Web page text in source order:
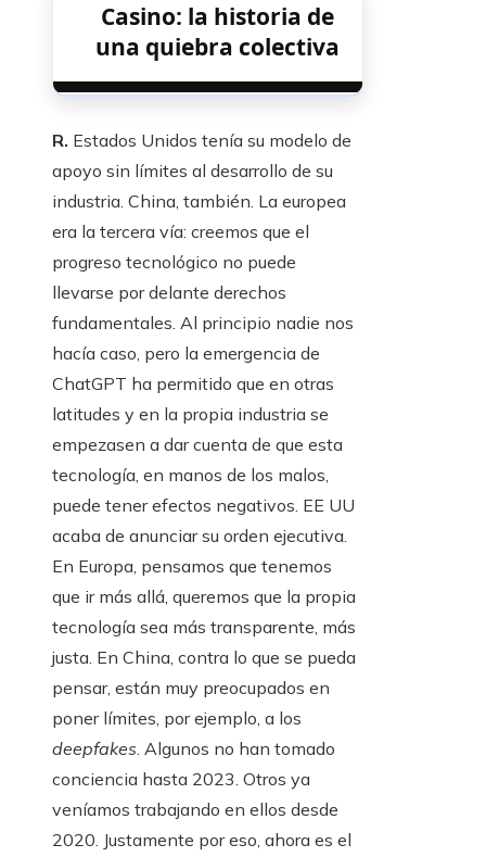
Casino: la historia de
una quiebra colectiva
R. Estados Unidos tenía su modelo de
apoyo sin límites al desarrollo de su
industria. China, también. La europea
era la tercera vía: creemos que el
progreso tecnológico no puede
llevarse por delante derechos
fundamentales. Al principio nadie nos
hacía caso, pero la emergencia de
ChatGPT ha permitido que en otras
latitudes y en la propia industria se
empezasen a dar cuenta de que esta
tecnología, en manos de los malos,
puede tener efectos negativos. EE UU
acaba de anunciar su orden ejecutiva.
En Europa, pensamos que tenemos
que ir más allá, queremos que la propia
tecnología sea más transparente, más
justa. En China, contra lo que se pueda
pensar, están muy preocupados en
poner límites, por ejemplo, a los
deepfakes. Algunos no han tomado
conciencia hasta 2023. Otros ya
veníamos trabajando en ellos desde
2020. Justamente por eso, ahora es el